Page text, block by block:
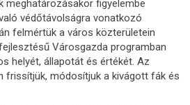
meghatározásakor figyelembe
védőtávolságra vonatkozó
felmértük a város közterületein
Városgazda programban
helyét, állapotát és értékét. Az
frissítjük, módosítjuk a kivágott fák és